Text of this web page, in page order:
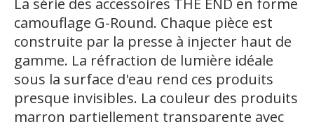
La série des accessoires THE END en forme
camouflage G-Round. Chaque pièce est
construite par la presse à injecter haut de
gamme. La réfraction de lumiѐre idéale
sous la surface d'eau rend ces produits
presque invisibles. La couleur des produits
marron partiellement transparente avec